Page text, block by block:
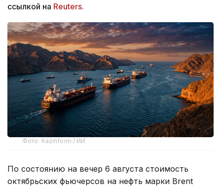
ссылкой на Reuters.
Фото: Kazinform / ИИ
По состоянию на вечер 6 августа стоимость
октябрьских фьючерсов на нефть марки Brent